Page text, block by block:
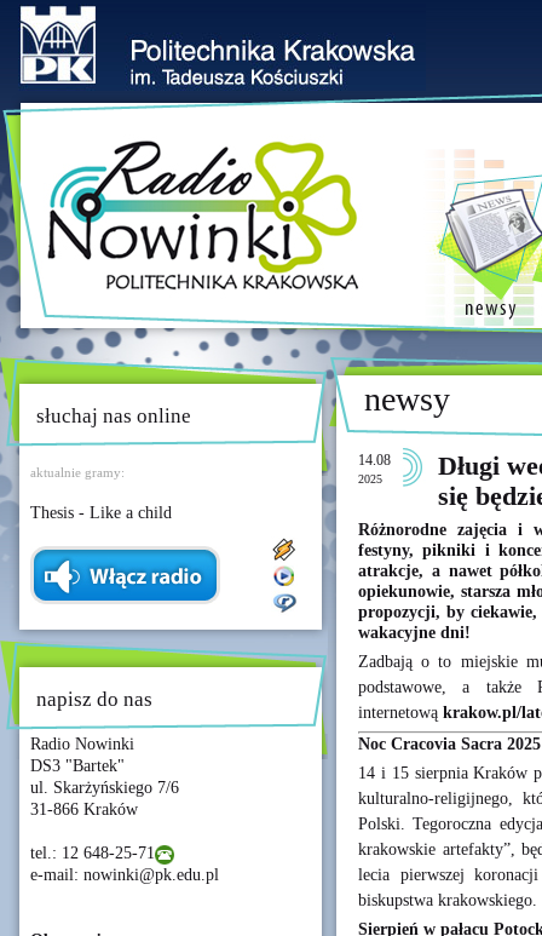
słuchaj nas online
aktualnie gramy:
Thesis - Like a child
napisz do nas
Radio Nowinki
DS3 "Bartek"
ul. Skarżyńskiego 7/6
31-866 Kraków
tel.: 12 648-25-71
e-mail: nowinki@pk.edu.pl
newsy
14.08
2025
Długi
się
Różnorodne zajęcia i
festyny, pikniki i
atrakcje, a nawet
opiekunowie, starsza
propozycji, by ciekawie,
wakacyjne dni!
Zadbają o to miejskie
podstawowe, a także
internetową krakow.pl/
Noc Cracovia Sacra
14 i 15 sierpnia Kraków
kulturalno-religijnego,
Polski. Tegoroczna
krakowskie artefakty”,
lecia pierwszej
biskupstwa krakowskiego.
Sierpień w pałacu